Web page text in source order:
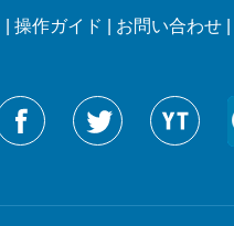
操作ガイド お問い合わせ|